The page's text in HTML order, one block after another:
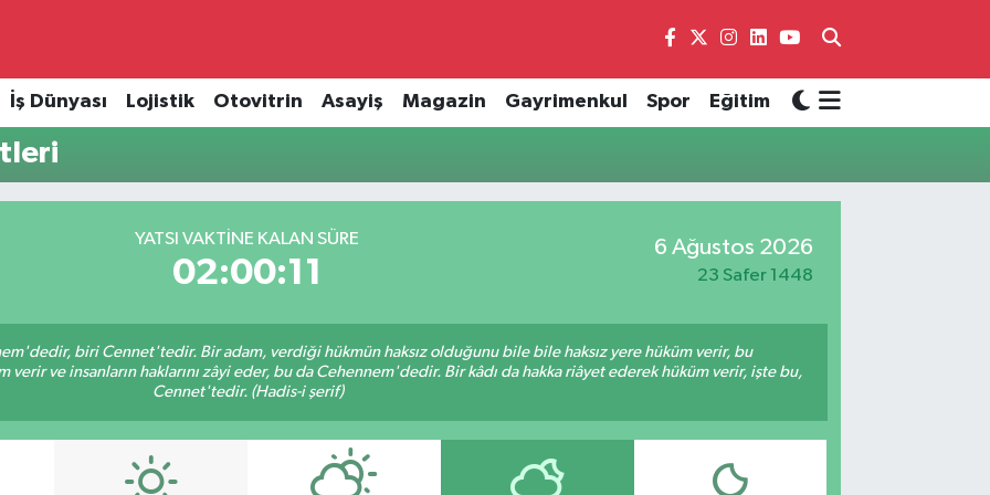
İş Dünyası Lojistik Otovitrin Asayiş Magazin Gayrimenkul Spor Eğitim
YATSI VAKTINE KALAN SÜRE
02:00:11
6 Ağustos 2026
23 Safer 1448
biri Cennet'tedir. Bir adam, verdiği hükmün haksız olduğunu bile bile haksız yere hüküm verir, bu
ve insanların haklarını zâyi eder, bu da Cehennem'dedir. Bir kâdı da hakka riâyet ederek hüküm verir, işte bu,
Cennet'tedir. (Hadis-i şerif)